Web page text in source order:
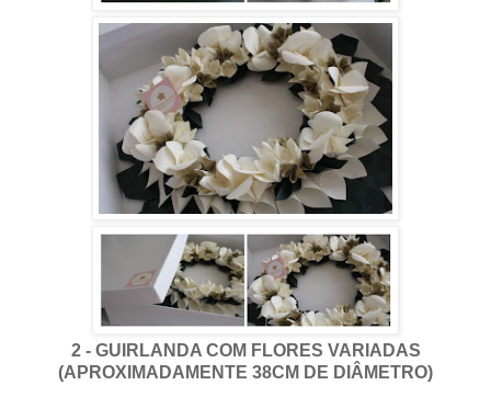
2 - GUIRLANDA COM FLORES VARIADAS
(APROXIMADAMENTE 38CM DE DIÂMETRO)